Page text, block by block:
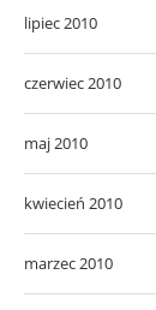
lipiec 2010
czerwiec 2010
maj 2010
kwiecień 2010
marzec 2010